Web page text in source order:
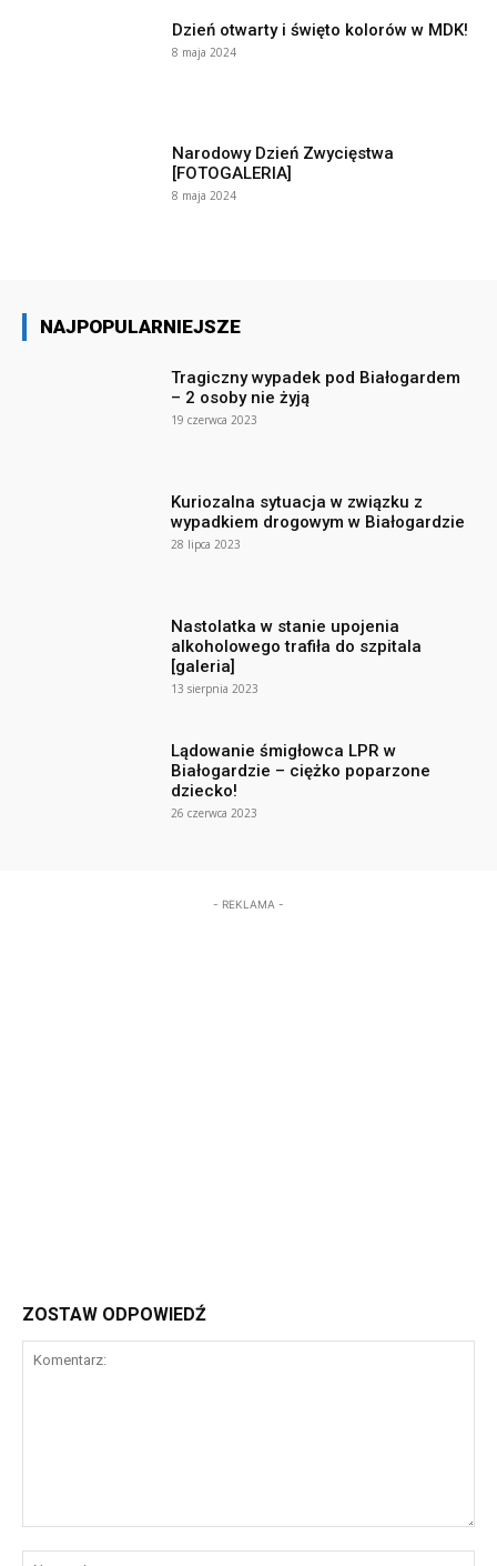
Dzień otwarty i święto kolorów w MDK!
8 maja 2024
Narodowy Dzień Zwycięstwa
[FOTOGALERIA]
8 maja 2024
NAJPOPULARNIEJSZE
Tragiczny wypadek pod Białogardem
– 2 osoby nie żyją
19 czerwca 2023
Kuriozalna sytuacja w związku z
wypadkiem drogowym w Białogardzie
28 lipca 2023
Nastolatka w stanie upojenia
alkoholowego trafiła do szpitala
[galeria]
13 sierpnia 2023
Lądowanie śmigłowca LPR w
Białogardzie – ciężko poparzone
dziecko!
26 czerwca 2023
- REKLAMA -
ZOSTAW ODPOWIEDŹ